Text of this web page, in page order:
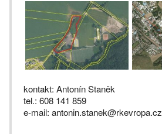
kontakt: Antonín Staněk
tel.: 608 141 859
e-mail: antonin.stanek@rkevropa.cz